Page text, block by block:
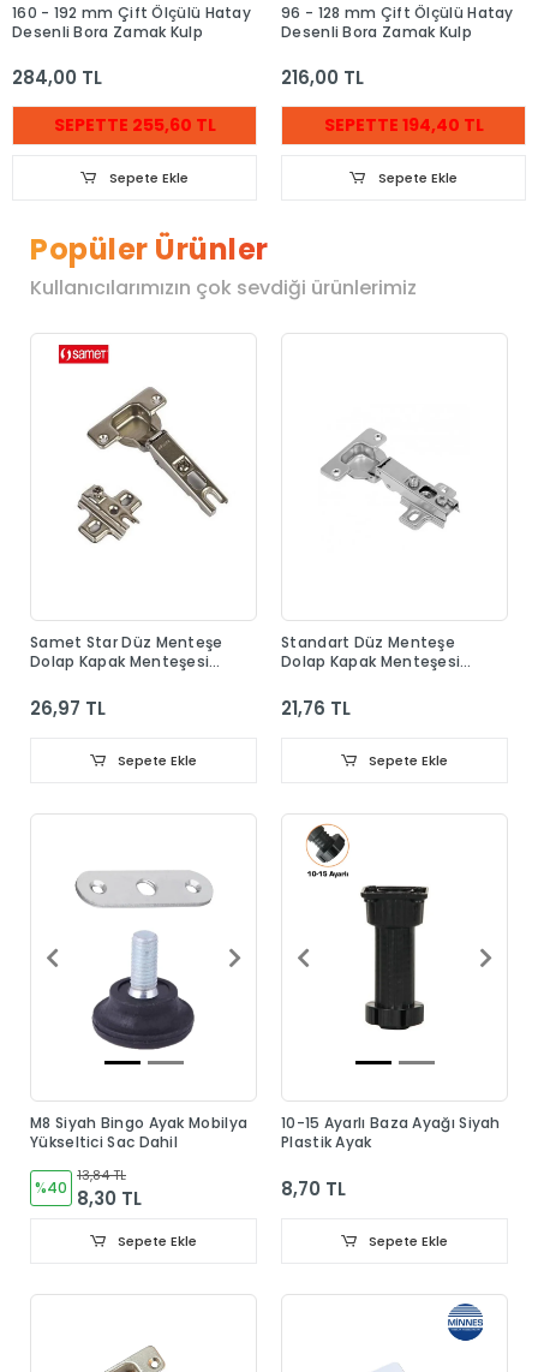
160 - 192 mm Çift Ölçülü Hatay
Desenli Bora Zamak Kulp
284,00 TL
SEPETTE 255,60 TL
Sepete Ekle
96 - 128 mm Çift Ölçülü Hatay
Desenli Bora Zamak Kulp
216,00 TL
SEPETTE 194,40 TL
Sepete Ekle
Popüler Ürünler
Kullanıcılarımızın çok sevdiği ürünlerimiz
Samet Star Düz Menteşe
Dolap Kapak Menteşesi
26,97 TL
Sepete Ekle
Standart Düz Menteşe
Dolap Kapak Menteşesi
21,76 TL
Sepete Ekle
M8 Siyah Bingo Ayak Mobilya
Yükseltici Sac Dahil
%40
13,84 TL
8,30 TL
Sepete Ekle
10-15 Ayarlı Baza Ayağı Siyah
Plastik Ayak
8,70 TL
Sepete Ekle